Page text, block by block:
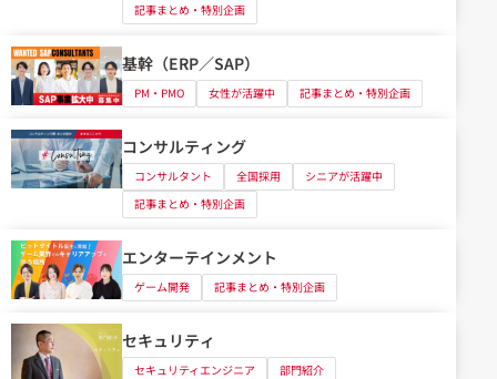
記事まとめ・特別企画
基幹（ERP／SAP）
PM・PMO 女性が活躍中 記事まとめ・特別企画
コンサルティング
コンサルタント 全国採用
シニアが活躍中
記事まとめ・特別企画
エンターテインメント
ゲーム開発 記事まとめ・特別企画
セキュリティ
セキュリティエンジニア 部門紹介